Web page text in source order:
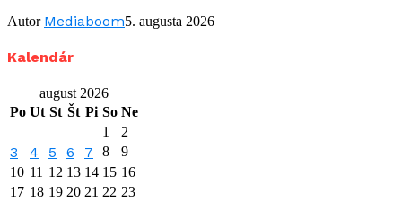
Autor Mediaboom5. augusta 2026
Kalendár
august 2026
Po Ut St Št Pi So Ne
1
2
3 4 5 6 7 8
9
10 11 12 13 14 15 16
17 18 19 20 21 22 23